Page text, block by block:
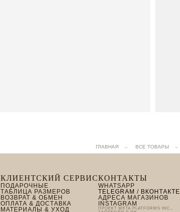
ГЛАВНАЯ → ВСЕ ТОВАРЫ →
КЛИЕНТСКИЙ СЕРВИС
ПОДАРОЧНЫЕ
ТАБЛИЦА РАЗМЕРОВ
ВОЗВРАТ & ОБМЕН
ОПЛАТА & ДОСТАВКА
МАТЕРИАЛЫ & УХОД
КОНТАКТЫ
WHATSAPP
TELEGRAM / ВКОНТАКТЕ
АДРЕСА МАГАЗИНОВ
INSTAGRAM
ПРОЕКТ META PLATFORMS INC.,